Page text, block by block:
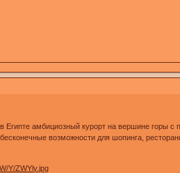
Египте амбициозный курорт на вершине горы
возможности для шопинга,